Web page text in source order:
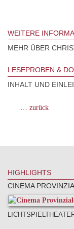
WEITERE
MEHR ÜBER
LESEPROBEN &
INHALT UND
… zurück
HIGHLIGHTS
CINEMA